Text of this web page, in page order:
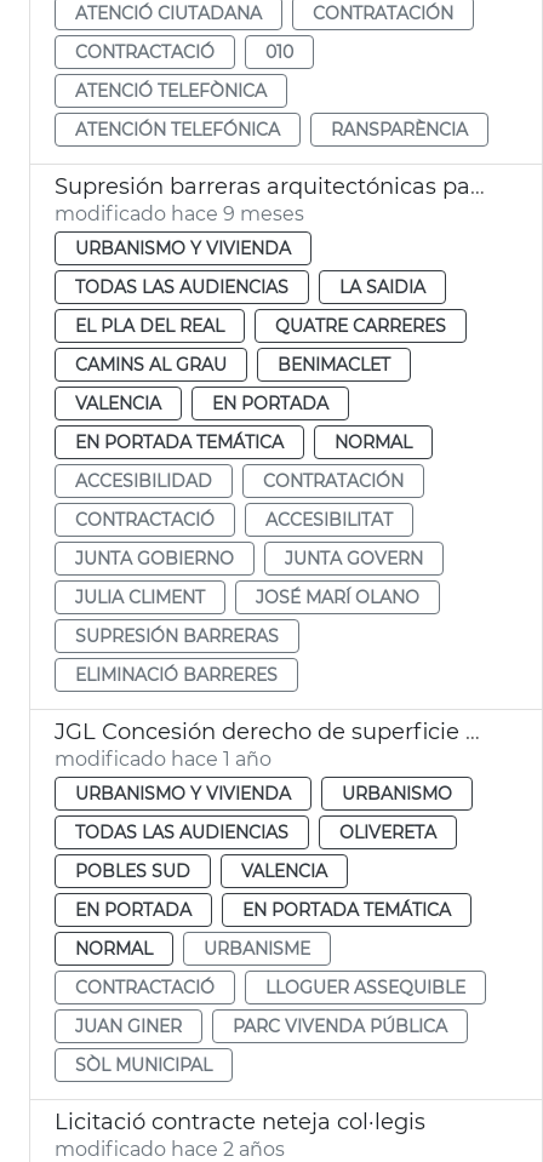
ATENCIÓ CIUTADANA
CONTRATACIÓN
CONTRACTACIÓ
010
ATENCIÓ TELEFÒNICA
ATENCIÓN TELEFÓNICA
RANSPARÈNCIA
Supresión barreras arquitectónicas paso de peatones València
modificado hace 9 meses
URBANISMO Y VIVIENDA
TODAS LAS AUDIENCIAS
LA SAIDIA
EL PLA DEL REAL
QUATRE CARRERES
CAMINS AL GRAU
BENIMACLET
VALENCIA
EN PORTADA
EN PORTADA TEMÁTICA
NORMAL
ACCESIBILIDAD
CONTRATACIÓN
CONTRACTACIÓ
ACCESIBILITAT
JUNTA GOBIERNO
JUNTA GOVERN
JULIA CLIMENT
JOSÉ MARÍ OLANO
SUPRESIÓN BARRERAS
ELIMINACIÓ BARRERES
JGL Concesión derecho de superficie para viviendas de alquiler
modificado hace 1 año
URBANISMO Y VIVIENDA
URBANISMO
TODAS LAS AUDIENCIAS
OLIVERETA
POBLES SUD
VALENCIA
EN PORTADA
EN PORTADA TEMÁTICA
NORMAL
URBANISME
CONTRACTACIÓ
LLOGUER ASSEQUIBLE
JUAN GINER
PARC VIVENDA PÚBLICA
SÒL MUNICIPAL
Licitació contracte neteja col·legis
modificado hace 2 años